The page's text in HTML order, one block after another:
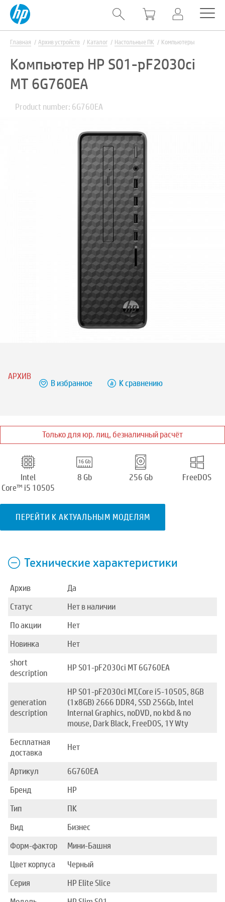
Главная Архив устройств Каталог Настольные ПК Компьютеры
Компьютер HP S01-pF2030ci
MT 6G760EA
Product number: 6G760EA
АРХИВ
В избранное К сравнению
Только для юр. лиц, безналичный расчёт
Intel
Core™ i5 10505
8 Gb 256 Gb FreeDOS
ПЕРЕЙТИ К АКТУАЛЬНЫМ МОДЕЛЯМ
Технические характеристики
Архив
Да
Статус
Нет в наличии
По акции
Нет
Новинка
Нет
short
description
HP S01-pF2030ci MT 6G760EA
generation
description
HP S01-pF2030ci MT,Core i5-10505, 8GB
(1x8GB) 2666 DDR4, SSD 256Gb, Intel
Internal Graphics, noDVD, no kbd & no
mouse, Dark Black, FreeDOS, 1Y Wty
Бесплатная
доставка
Нет
Артикул
6G760EA
Бренд
HP
Тип
ПК
Вид
Бизнес
Форм-фактор
Мини-Башня
Цвет корпуса
Черный
Серия
HP Elite Slice